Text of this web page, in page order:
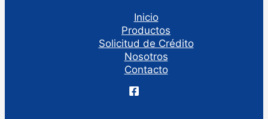
Inicio
Productos
Solicitud de Crédito
Nosotros
Contacto